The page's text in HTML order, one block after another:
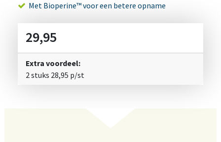
Met Bioperine™ voor een betere opname
29,95
Extra voordeel:
2 stuks 28,95 p/st